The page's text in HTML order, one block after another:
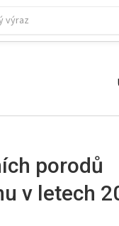
porodů
v letech